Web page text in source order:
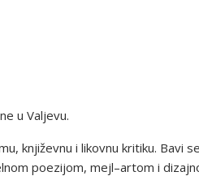
u Valjevu.
književnu i likovnu kritiku. Bavi
poezijom, mejl–artom i